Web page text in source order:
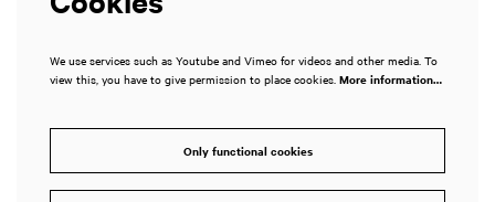
We use services such as Youtube and Vimeo for videos and other media. To
view this, you have to give permission to place cookies. More information…
Only functional cookies